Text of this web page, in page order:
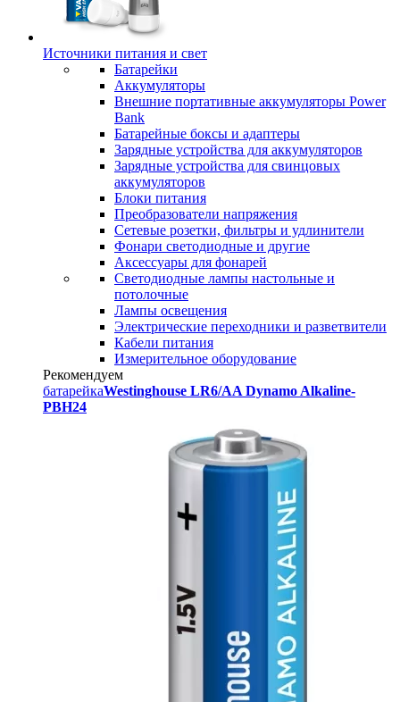
Источники питания и свет
Батарейки
Аккумуляторы
Внешние портативные аккумуляторы Power
Bank
Батарейные боксы и адаптеры
Зарядные устройства для аккумуляторов
Зарядные устройства для свинцовых
аккумуляторов
Блоки питания
Преобразователи напряжения
Сетевые розетки, фильтры и удлинители
Фонари светодиодные и другие
Аксессуары для фонарей
Светодиодные лампы настольные и
потолочные
Лампы освещения
Электрические переходники и разветвители
Кабели питания
Измерительное оборудование
Рекомендуем
батарейкаWestinghouse LR6/AA Dynamo Alkaline-
PBH24